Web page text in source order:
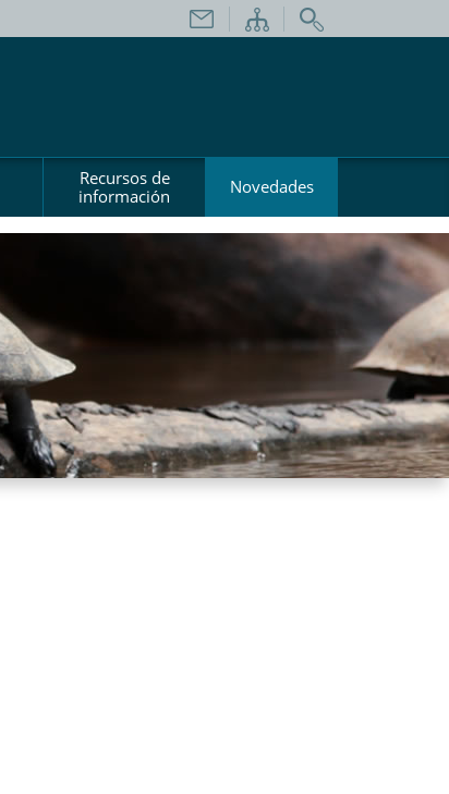
Recursos de
información
Novedades